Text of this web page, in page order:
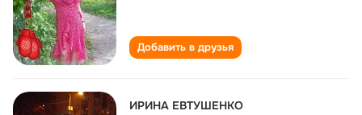
Добавить в друзья
ИРИНА ЕВТУШЕНКО